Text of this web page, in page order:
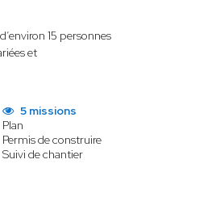
15 personnes
et
5 missions
Plan
Permis de construire
Suivi de chantier